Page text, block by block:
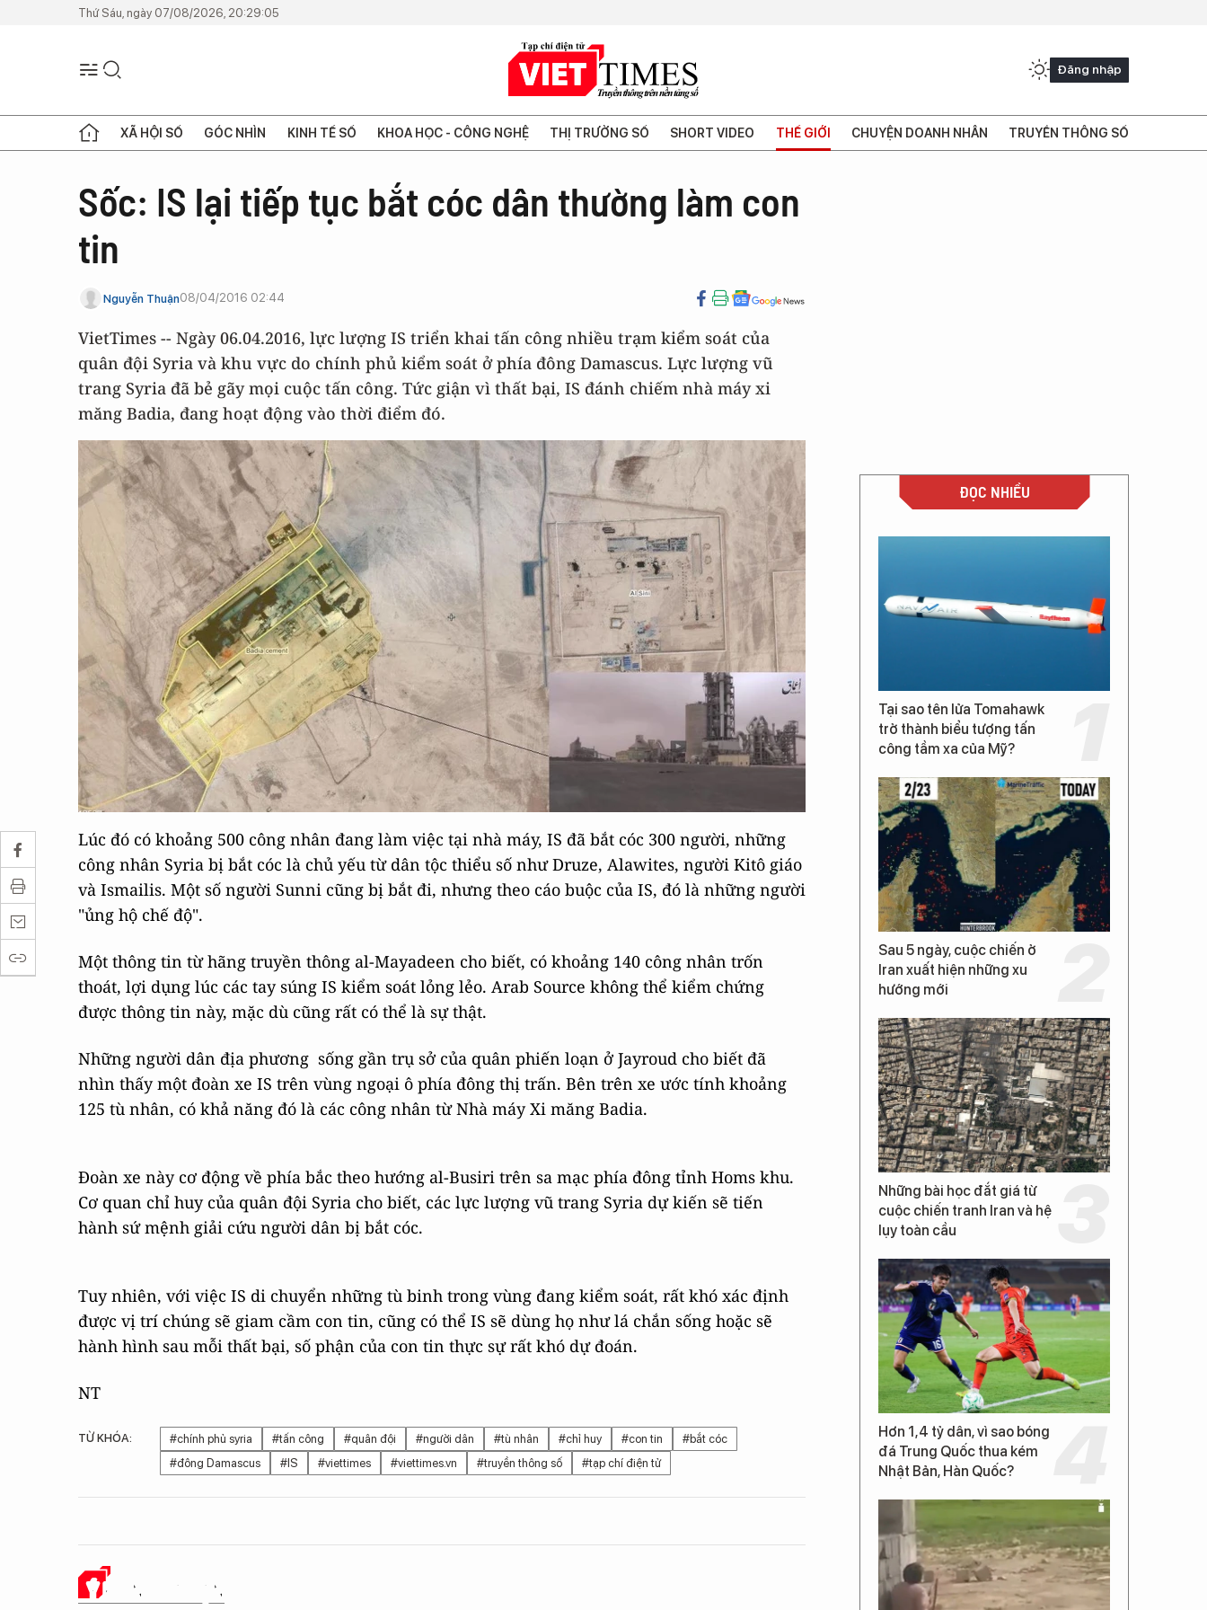
Thứ Sáu, ngày 07/08/2026, 20:29:05
Đăng nhập
XÃ HỘI SỐ GÓC NHÌN KINH TẾ SỐ KHOA HỌC - CÔNG NGHỆ THỊ TRƯỜNG SỐ SHORT VIDEO THẾ GIỚI CHUYỆN DOANH NHÂN TRUYỀN THÔNG SỐ
Sốc: IS lại tiếp tục bắt cóc dân thường làm con
tin
Nguyễn Thuận08/04/2016 02:44
VietTimes -- Ngày 06.04.2016, lực lượng IS triển khai tấn công nhiều trạm kiểm soát của
quân đội Syria và khu vực do chính phủ kiểm soát ở phía đông Damascus. Lực lượng vũ
trang Syria đã bẻ gãy mọi cuộc tấn công. Tức giận vì thất bại, IS đánh chiếm nhà máy xi
măng Badia, đang hoạt động vào thời điểm đó.
Lúc đó có khoảng 500 công nhân đang làm việc tại nhà máy, IS đã bắt cóc 300 người, những
công nhân Syria bị bắt cóc là chủ yếu từ dân tộc thiểu số như Druze, Alawites, người Kitô giáo
và Ismailis. Một số người Sunni cũng bị bắt đi, nhưng theo cáo buộc của IS, đó là những người
"ủng hộ chế độ".
Một thông tin từ hãng truyền thông al-Mayadeen cho biết, có khoảng 140 công nhân trốn
thoát, lợi dụng lúc các tay súng IS kiểm soát lỏng lẻo. Arab Source không thể kiểm chứng
được thông tin này, mặc dù cũng rất có thể là sự thật.
Những người dân địa phương sống gần trụ sở của quân phiến loạn ở Jayroud cho biết đã
nhìn thấy một đoàn xe IS trên vùng ngoại ô phía đông thị trấn. Bên trên xe ước tính khoảng
125 tù nhân, có khả năng đó là các công nhân từ Nhà máy Xi măng Badia.
Đoàn xe này cơ động về phía bắc theo hướng al-Busiri trên sa mạc phía đông tỉnh Homs khu.
Cơ quan chỉ huy của quân đội Syria cho biết, các lực lượng vũ trang Syria dự kiến sẽ tiến
hành sứ mệnh giải cứu người dân bị bắt cóc.
Tuy nhiên, với việc IS di chuyển những tù binh trong vùng đang kiểm soát, rất khó xác định
được vị trí chúng sẽ giam cầm con tin, cũng có thể IS sẽ dùng họ như lá chắn sống hoặc sẽ
hành hình sau mỗi thất bại, số phận của con tin thực sự rất khó dự đoán.
NT
TỪ KHÓA: #chính phủ syria #tấn công #quân đội #người dân #tù nhân #chỉ huy #con tin
#bắt cóc
#đông Damascus
#IS #viettimes #viettimes.vn #truyền thông số #tạp chí điện tử
Ý KIẾN CỦA BẠN
ĐỌC NHIỀU
Tại sao tên lửa Tomahawk
trở thành biểu tượng tấn
công tầm xa của Mỹ?
Sau 5 ngày, cuộc chiến ở
Iran xuất hiện những xu
hướng mới
Những bài học đắt giá từ
cuộc chiến tranh Iran và hệ
lụy toàn cầu
Hơn 1,4 tỷ dân, vì sao bóng
đá Trung Quốc thua kém
Nhật Bản, Hàn Quốc?